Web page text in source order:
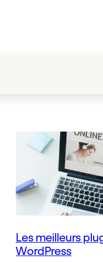
Les meilleurs
WordPress